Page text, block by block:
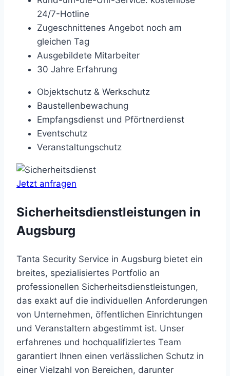
24/7-Hotline
Zugeschnittenes Angebot noch am
gleichen Tag
Ausgebildete Mitarbeiter
30 Jahre Erfahrung
Objektschutz & Werkschutz
Baustellenbewachung
Empfangsdienst und Pförtnerdienst
Eventschutz
Veranstaltungschutz
Jetzt anfragen
Sicherheitsdienstleistungen in
Augsburg
Tanta Security Service in Augsburg bietet ein
breites, spezialisiertes Portfolio an
professionellen Sicherheitsdienstleistungen,
das exakt auf die individuellen Anforderungen
von Unternehmen, öffentlichen Einrichtungen
und Veranstaltern abgestimmt ist. Unser
erfahrenes und hochqualifiziertes Team
garantiert Ihnen einen verlässlichen Schutz in
einer Vielzahl von Bereichen, darunter